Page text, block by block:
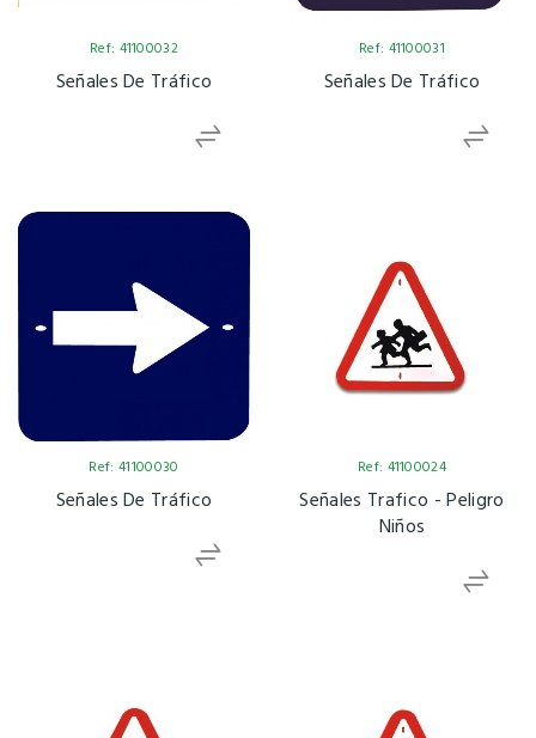
Ref: 41100032
Señales De Tráfico
Ref: 41100031
Señales De Tráfico
Ref: 41100030
Señales De Tráfico
Ref: 41100024
Señales Trafico - Peligro
Niños